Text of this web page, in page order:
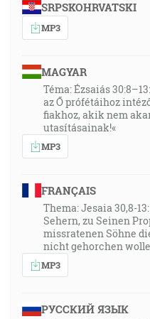
SRPSKOHRVATSKI
MP3
MAGYAR
Téma: Ézsaiás
az Ő prófétáihoz
fiakhoz, akik nem
utasításainak!«
MP3
FRANÇAIS
Thema: Jesaia 30,8-
Sehern, zu Seinen
missratenen Söhne
nicht gehorchen
MP3
РУССКИЙ ЯЗЫК